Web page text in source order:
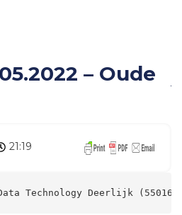
– Oude
21:19
Technology Deerlijk (55016)